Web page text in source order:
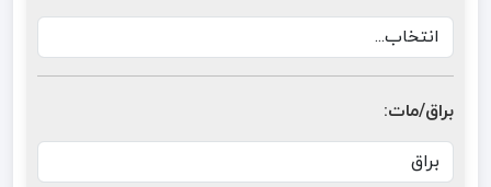
براق/مات: